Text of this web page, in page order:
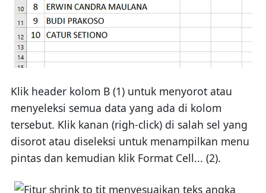
Klik header kolom B (1) untuk menyorot atau
menyeleksi semua data yang ada di kolom
tersebut. Klik kanan (righ-click) di salah sel yang
disorot atau diseleksi untuk menampilkan menu
pintas dan kemudian klik Format Cell... (2).